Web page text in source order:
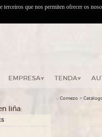
EMPRESA TENDA
liña:
:: Comezo >
terceiros que nos permiten ofrecer os